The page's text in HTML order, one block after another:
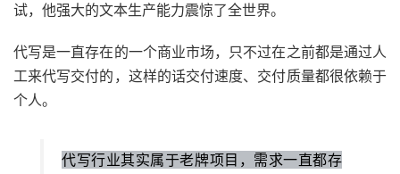
试，他强大的文本生产能力震惊了全世界。
代写是一直存在的一个商业市场，只不过在之前都是通过人
工来代写交付的，这样的话交付速度、交付质量都很依赖于
个人。
代写行业其实属于老牌项目，需求一直都存